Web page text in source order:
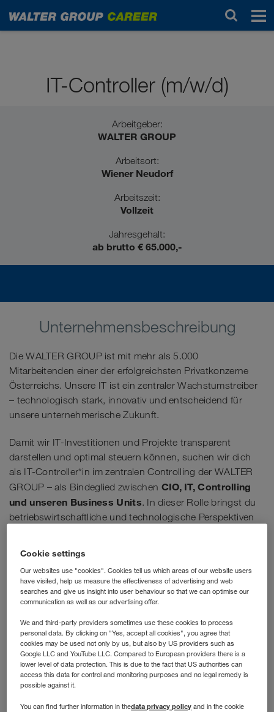
Professionals / Berufserfahrene
IT-Controller (m/w/d)
Arbeitgeber:
WALTER GROUP
Arbeitsort:
Wiener Neudorf
Arbeitszeit:
Vollzeit
Jahresgehalt:
ab brutto € 65.000,-
Unternehmensbeschreibung
Die WALTER GROUP ist mit mehr als 5.000
Mitarbeitenden einer der erfolgreichsten Privatkonzerne
Österreichs. Unsere IT ist ein zentraler Wachstumstreiber
– technologisch stark, innovativ und entscheidend für
unsere unternehmerische Zukunft.
Damit wir IT-Investitionen und Projekte transparent
darstellen und optimal steuern können, suchen wir dich
als IT-Controller*in im zentralen Controlling der WALTER
GROUP – als Bindeglied zwischen CIO, IT, Controlling
und unseren Business Units. In dieser Rolle bringst du
betriebswirtschaftliche und technologische Perspektiven
Cookie settings
Our websites use "cookies". Cookies tell us which areas of our website users
have visited, help us measure the effectiveness of advertising and web
searches and give us insight into user behaviour so that we can optimise our
communication as well as our advertising offer.
We and third-party providers sometimes use these cookies to process
personal data. By clicking on "Yes, accept all cookies", you agree that
cookies may be used not only by us, but also by US providers such as
Google LLC and YouTube LLC. Compared to European providers there is a
lower level of data protection. This is due to the fact that US authorities can
access this data for control and monitoring purposes and no legal remedy is
possible against it.
You can find further information in thedata privacy policy and in the cookie